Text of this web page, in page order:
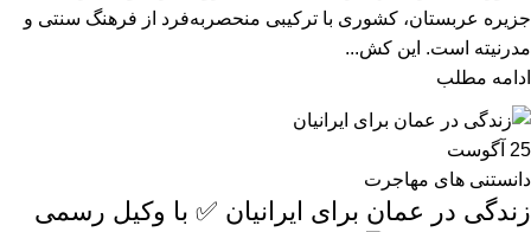
جزیره عربستان، کشوری با ترکیبی منحصربه‌فرد از فرهنگ سنتی و
مدرنیته است. این کش...
ادامه مطلب
25 آگوست
دانستنی های مهاجرت
زندگی در عمان برای ایرانیان ✅ با وکیل رسمی